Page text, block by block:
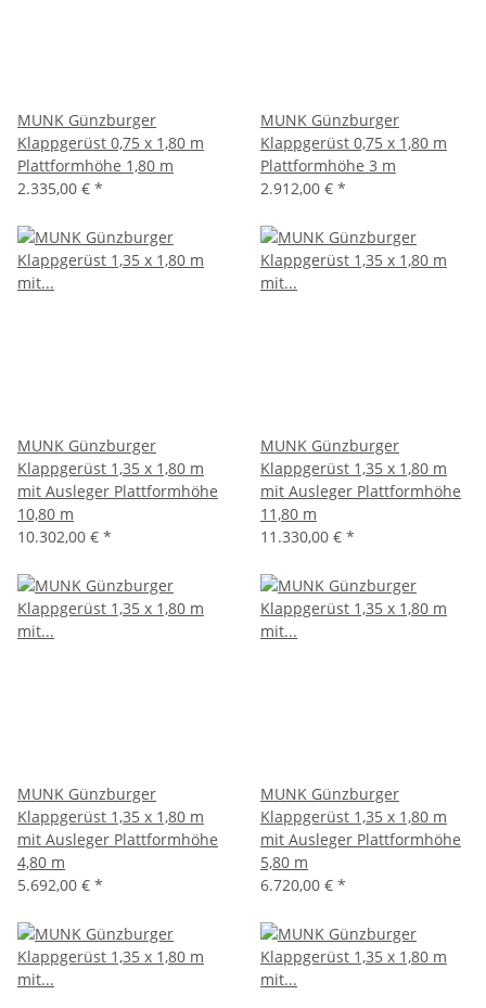
MUNK Günzburger
Klappgerüst 0,75 x 1,80 m
Plattformhöhe 1,80 m
2.335,00 € *
MUNK Günzburger
Klappgerüst 0,75 x 1,80 m
Plattformhöhe 3 m
2.912,00 € *
MUNK Günzburger
Klappgerüst 1,35 x 1,80 m
mit Ausleger Plattformhöhe
10,80 m
10.302,00 € *
MUNK Günzburger
Klappgerüst 1,35 x 1,80 m
mit Ausleger Plattformhöhe
11,80 m
11.330,00 € *
MUNK Günzburger
Klappgerüst 1,35 x 1,80 m
mit Ausleger Plattformhöhe
4,80 m
5.692,00 € *
MUNK Günzburger
Klappgerüst 1,35 x 1,80 m
mit Ausleger Plattformhöhe
5,80 m
6.720,00 € *